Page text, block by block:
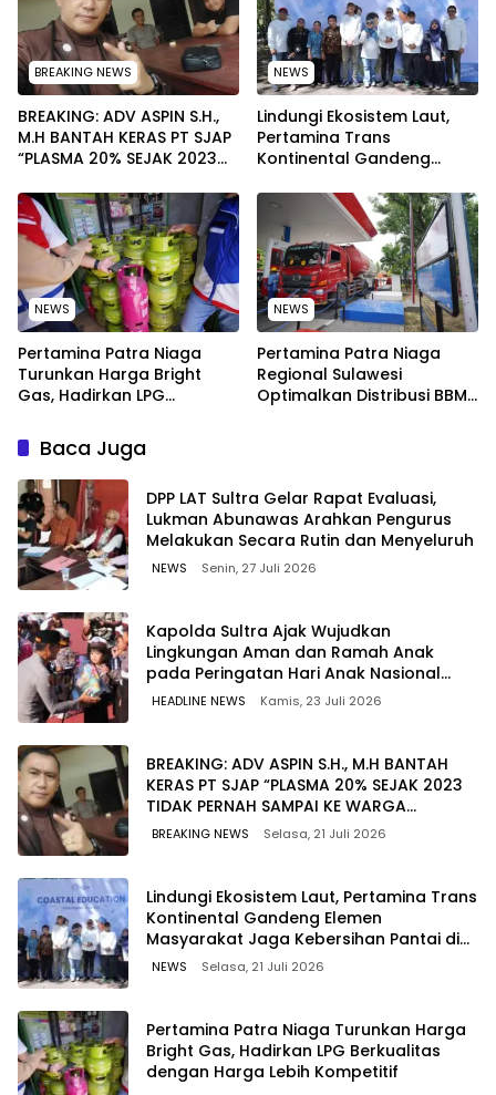
BREAKING NEWS
BREAKING: ADV ASPIN S.H.,
M.H BANTAH KERAS PT SJAP
“PLASMA 20% SEJAK 2023
WARGA WAWOONE!
NEWS
Lindungi Ekosistem Laut,
Pertamina Trans
Kontinental Gandeng
Kebersihan Pantai di
Bitung, Sulawesi
NEWS
Pertamina Patra Niaga
Turunkan Harga Bright
Gas, Hadirkan LPG
Lebih Kompetitif
NEWS
Pertamina Patra Niaga
Regional Sulawesi
Optimalkan Distribusi BBM
Baca Juga
‎DPP LAT Sultra Gelar Rapat Evaluasi,
Lukman Abunawas Arahkan Pengurus
Melakukan Secara Rutin dan Menyeluruh
NEWS Senin, 27 Juli 2026
Kapolda Sultra Ajak Wujudkan
Lingkungan Aman dan Ramah Anak
pada Peringatan Hari Anak Nasional
2026
HEADLINE NEWS Kamis, 23 Juli 2026
BREAKING: ADV ASPIN S.H., M.H BANTAH
KERAS PT SJAP “PLASMA 20% SEJAK 2023
TIDAK PERNAH SAMPAI KE WARGA
WAWOONE!
BREAKING NEWS Selasa, 21 Juli 2026
Lindungi Ekosistem Laut, Pertamina Trans
Kontinental Gandeng Elemen
Masyarakat Jaga Kebersihan Pantai di
Bitung, Sulawesi
NEWS Selasa, 21 Juli 2026
Pertamina Patra Niaga Turunkan Harga
Bright Gas, Hadirkan LPG Berkualitas
dengan Harga Lebih Kompetitif